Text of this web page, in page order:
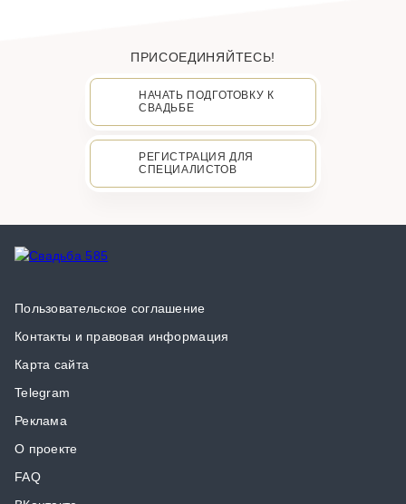
ПРИСОЕДИНЯЙТЕСЬ!
НАЧАТЬ ПОДГОТОВКУ К
СВАДЬБЕ
РЕГИСТРАЦИЯ ДЛЯ
СПЕЦИАЛИСТОВ
Пользовательское соглашение
Контакты и правовая информация
Карта сайта
Telegram
Реклама
О проекте
FAQ